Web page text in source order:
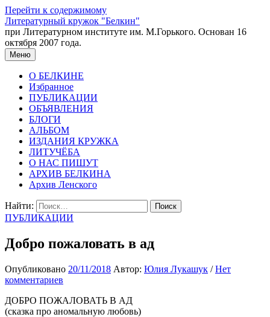
Перейти к содержимому
Литературный кружок "Белкин"
при Литературном институте им. М.Горького. Основан 16
октября 2007 года.
Меню
О БЕЛКИНЕ
Избранное
ПУБЛИКАЦИИ
ОБЪЯВЛЕНИЯ
БЛОГИ
АЛЬБОМ
ИЗДАНИЯ КРУЖКА
ЛИТУЧЁБА
О НАС ПИШУТ
АРХИВ БЕЛКИНА
Архив Ленского
Найти:
ПУБЛИКАЦИИ
Добро пожаловать в ад
Опубликовано 20/11/2018 Автор: Юлия Лукашук /Нет
комментариев
ДОБРО ПОЖАЛОВАТЬ В АД
(сказка про аномальную любовь)